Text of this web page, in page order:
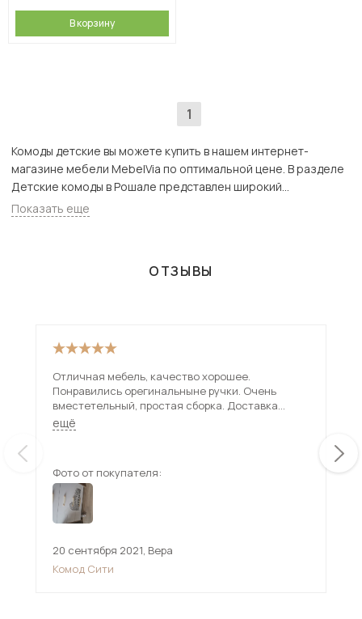
В корзину
1
Комоды детские вы можете купить в нашем интернет-
магазине мебели MebelVia по оптимальной цене. В разделе
Детские комоды в Рошале представлен широкий
ассортимент товаров с доставкой в Москве и Подмосковью,
включая Рошаль. Всего товаров в категории «Комоды
Показать еще
ОТЗЫВЫ
Отличная мебель, качество хорошее.
Понравились орегинальныне ручки. Очень
вместетельный, простая сборка. Доставка
быстрая, спасибо за мебель, обратимся ещё не
раз))
ещё
Фото от покупателя:
20 сентября 2021, Вера
Комод Сити